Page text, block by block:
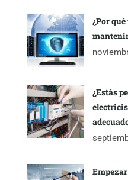
¿Por
¿Estás